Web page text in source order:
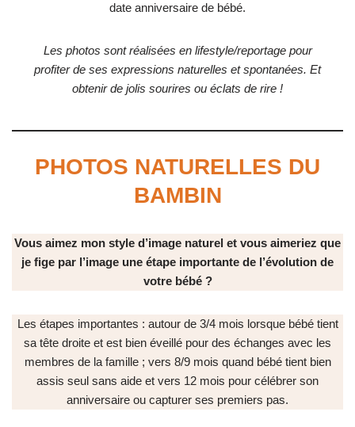
date anniversaire de bébé.
Les photos sont réalisées en lifestyle/reportage pour
profiter de ses expressions naturelles et spontanées. Et
obtenir de jolis sourires ou éclats de rire !
PHOTOS NATURELLES DU
BAMBIN
Vous aimez mon style d’image naturel et vous aimeriez que
je fige par l’image une étape importante de l’évolution de
votre bébé ?
Les étapes importantes : autour de 3/4 mois lorsque bébé tient
sa tête droite et est bien éveillé pour des échanges avec les
membres de la famille ; vers 8/9 mois quand bébé tient bien
assis seul sans aide et vers 12 mois pour célébrer son
anniversaire ou capturer ses premiers pas.